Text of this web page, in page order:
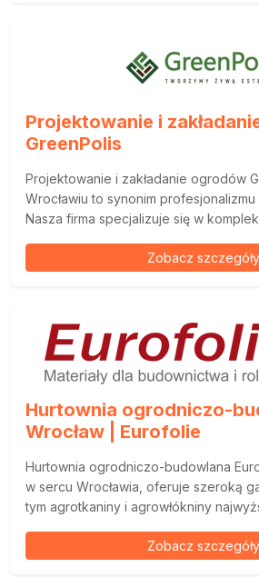
Projektowanie i
GreenPolis
Projektowanie i zakładanie ogrodów
Wrocławiu to synonim
Nasza firma specjalizuje się w
Zobacz szczegóły
Hurtownia ogrodniczo-
Wrocław | Eurofolie
Hurtownia ogrodniczo-budowlana
w sercu Wrocławia, oferuje szeroką
tym agrotkaniny i agrowłókniny
Zobacz szczegóły